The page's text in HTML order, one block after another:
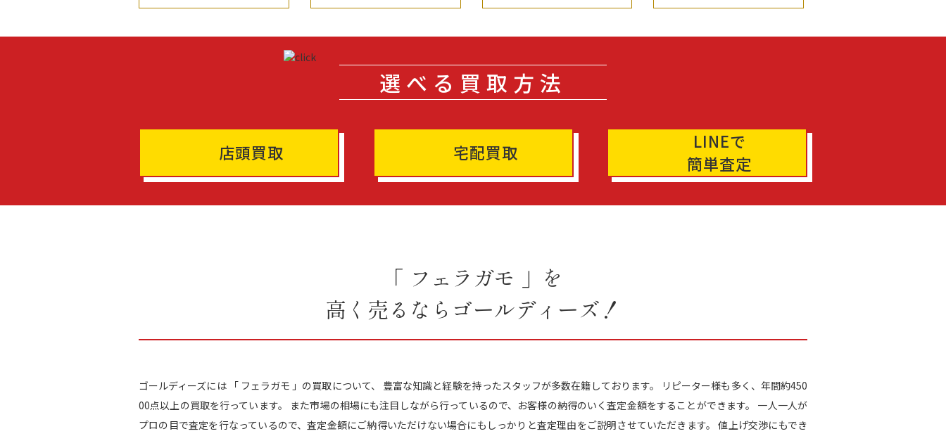
選べる買取方法
店頭買取 宅配買取
LINEで
簡単査定
「 フェラガモ 」を
高く売るならゴールディーズ！
ゴールディーズには 「 フェラガモ 」の買取について、 豊富な知識と経験を持ったスタッフが多数在籍しております。 リピーター様も多く、年間約450
00点以上の買取を行っています。 また市場の相場にも注目しながら行っているので、お客様の納得のいく査定金額をすることができます。 一人一人が
プロの目で査定を行なっているので、査定金額にご納得いただけない場合にもしっかりと査定理由をご説明させていただきます。 値上げ交渉にもでき